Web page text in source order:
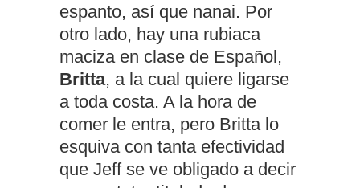
espanto, así que nanai. Por
otro lado, hay una rubiaca
maciza en clase de Español,
Britta, a la cual quiere ligarse
a toda costa. A la hora de
comer le entra, pero Britta lo
esquiva con tanta efectividad
que Jeff se ve obligado a decir